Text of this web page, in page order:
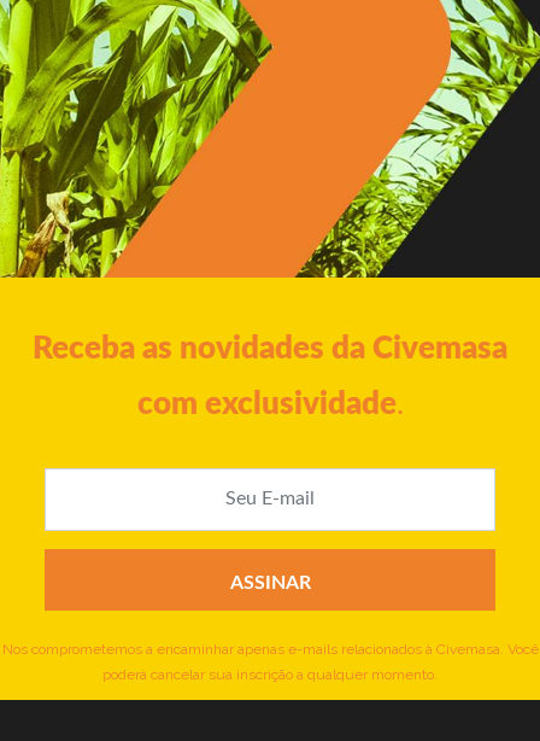
Receba as novidades da Civemasa
com exclusividade.
Nos comprometemos a encaminhar apenas e-mails relacionados à Civemasa. Você
poderá cancelar sua inscrição a qualquer momento.